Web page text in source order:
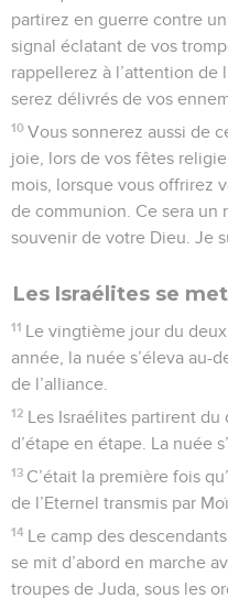
partirez en guerre contre
signal éclatant de vos
rappellerez à l’attention de
serez délivrés de vos
10 Vous sonnerez aussi de
joie, lors de vos fêtes
mois, lorsque vous offrirez
de communion. Ce sera un
souvenir de votre Dieu. Je
Les Israélites se
11 Le vingtième jour du
année, la nuée s’éleva au-
de l’alliance.
12 Les Israélites partirent du
d’étape en étape. La nuée
13 C’était la première fois
de l’Eternel transmis par
14 Le camp des
se mit d’abord en marche
troupes de Juda, sous les